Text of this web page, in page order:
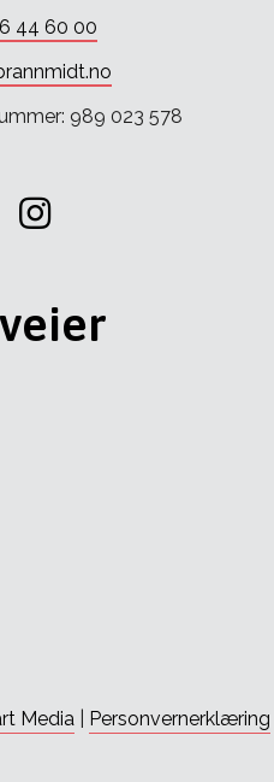
44 60 00
989 023 578
vår Facebook
Gå til vår Instagram
Media
Personvernerklæring